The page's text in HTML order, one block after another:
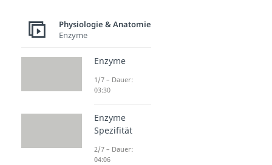
Physiologie & Anatomie
Enzyme
Enzyme
1/7 – Dauer:
03:30
Enzyme
Spezifität
2/7 – Dauer:
04:06